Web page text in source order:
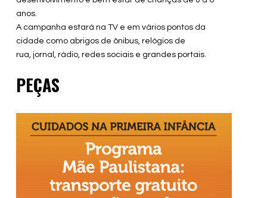
anos.
A campanha estará na TV e em vários pontos da
cidade como abrigos de ônibus, relógios de
rua, jornal, rádio, redes sociais e grandes portais.
PEÇAS